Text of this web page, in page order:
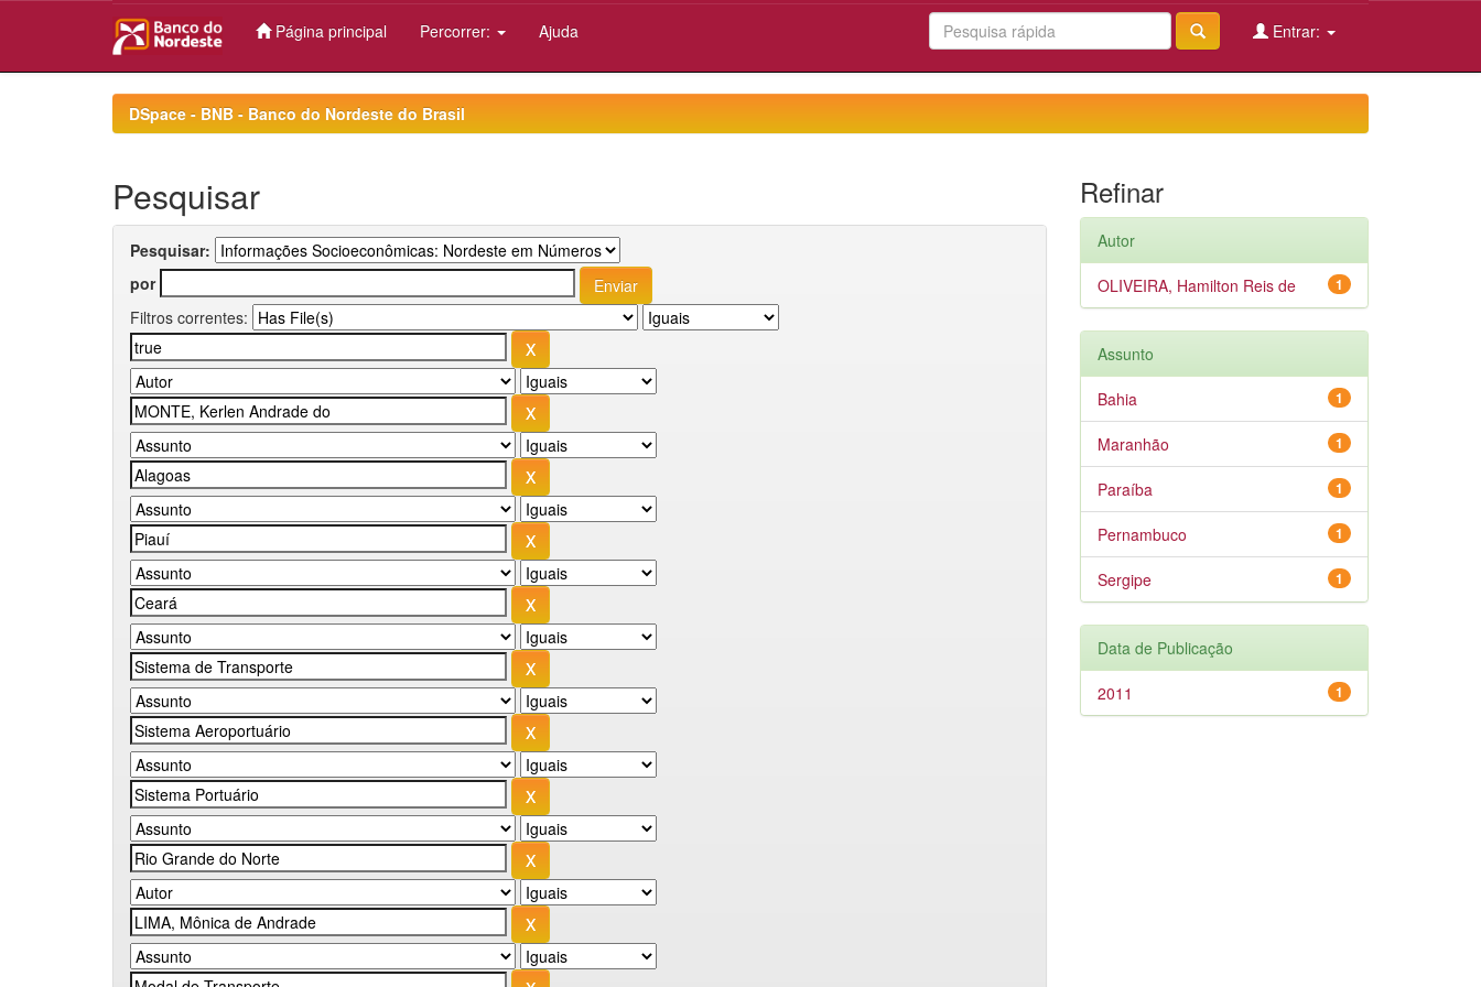
Página principal Percorrer: Ajuda Entrar:
DSpace - BNB - Banco do Nordeste do Brasil
Pesquisar
Pesquisar:
por
Filtros correntes:
Refinar
Autor
1
OLIVEIRA, Hamilton Reis de
Assunto
1
Bahia
1
Maranhão
1
Paraíba
1
Pernambuco
1
Sergipe
Data de Publicação
1
2011